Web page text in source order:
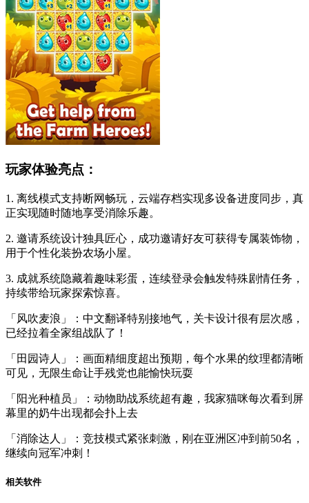
玩家体验亮点：
1. 离线模式支持断网畅玩，云端存档实现多设备进度同步，真
正实现随时随地享受消除乐趣。
2. 邀请系统设计独具匠心，成功邀请好友可获得专属装饰物，
用于个性化装扮农场小屋。
3. 成就系统隐藏着趣味彩蛋，连续登录会触发特殊剧情任务，
持续带给玩家探索惊喜。
「风吹麦浪」：中文翻译特别接地气，关卡设计很有层次感，
已经拉着全家组战队了！
「田园诗人」：画面精细度超出预期，每个水果的纹理都清晰
可见，无限生命让手残党也能愉快玩耍
「阳光种植员」：动物助战系统超有趣，我家猫咪每次看到屏
幕里的奶牛出现都会扑上去
「消除达人」：竞技模式紧张刺激，刚在亚洲区冲到前50名，
继续向冠军冲刺！
相关软件